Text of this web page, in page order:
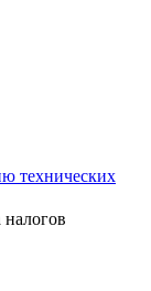
технических
налогов